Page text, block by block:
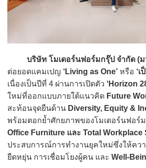
บริษัท โมเดอร์นฟอร์มกรุ๊ป จำกัด (
ต่อยอดแคมเปญ ‘Living as One’ หรือ ‘
เนื่องเป็นปีที่ 4 ผ่านการเปิดตัว ‘Horizon
ใหม่ที่ออกแบบภายใต้แนวคิด Future
สะท้อนจุดยืนด้าน Diversity, Equity &
พร้อมตอกย้ำศักยภาพของโมเดอร์นฟอร์
Office Furniture และ Total Workplace
ประสบการณ์การทำงานยุคใหม่ซึ่งให้คว
ยืดหยุ่น การเชื่อมโยงผู้คน และ Well-